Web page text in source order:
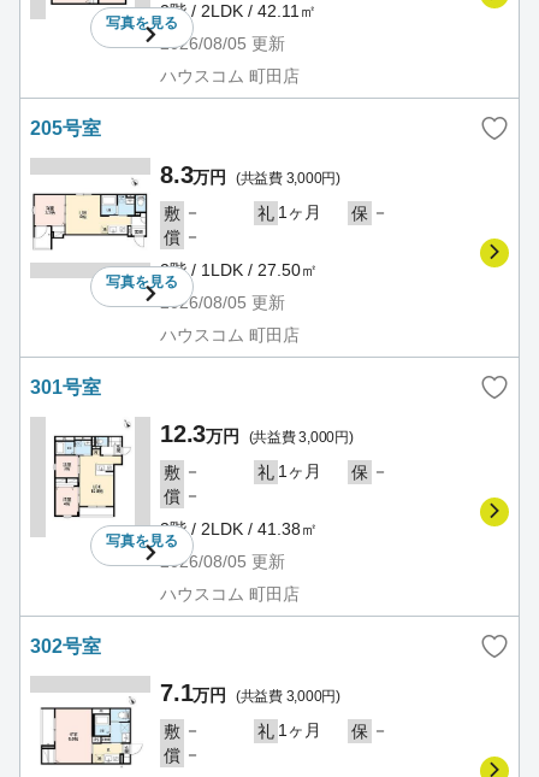
写真を見る
2階 / 2LDK / 42.11㎡
2026/08/05 更新
ハウスコム 町田店
205号室
写真を見る
8.3万円 (共益費 3,000円)
敷 － 礼 1ヶ月 保 －
償 －
2階 / 1LDK / 27.50㎡
2026/08/05 更新
ハウスコム 町田店
301号室
写真を見る
12.3万円 (共益費 3,000円)
敷 － 礼 1ヶ月 保 －
償 －
3階 / 2LDK / 41.38㎡
2026/08/05 更新
ハウスコム 町田店
302号室
7.1万円 (共益費 3,000円)
敷 － 礼 1ヶ月 保 －
償 －